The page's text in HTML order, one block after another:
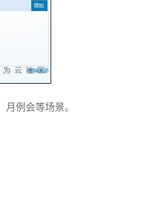
例会等场景。